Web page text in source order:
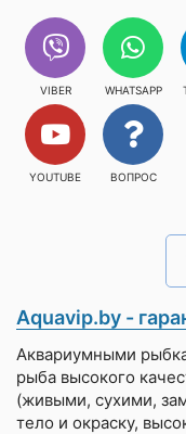
VIBER WHATSAPP
YOUTUBE ВОПРОС
Aquavip.by -
Аквариумными
рыба высокого
(живыми, сухими,
тело и окраску,